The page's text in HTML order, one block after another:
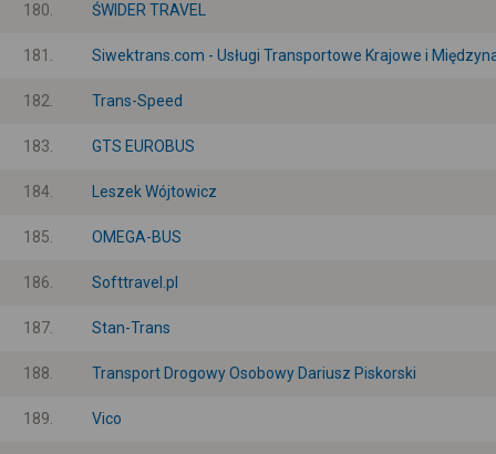
180. ŚWIDER TRAVEL
181. Siwektrans.com - Usługi Transportowe Krajowe i
182. Trans-Speed
183. GTS EUROBUS
184. Leszek Wójtowicz
185. OMEGA-BUS
186. Softtravel.pl
187. Stan-Trans
188. Transport Drogowy Osobowy Dariusz Piskorski
189. Vico